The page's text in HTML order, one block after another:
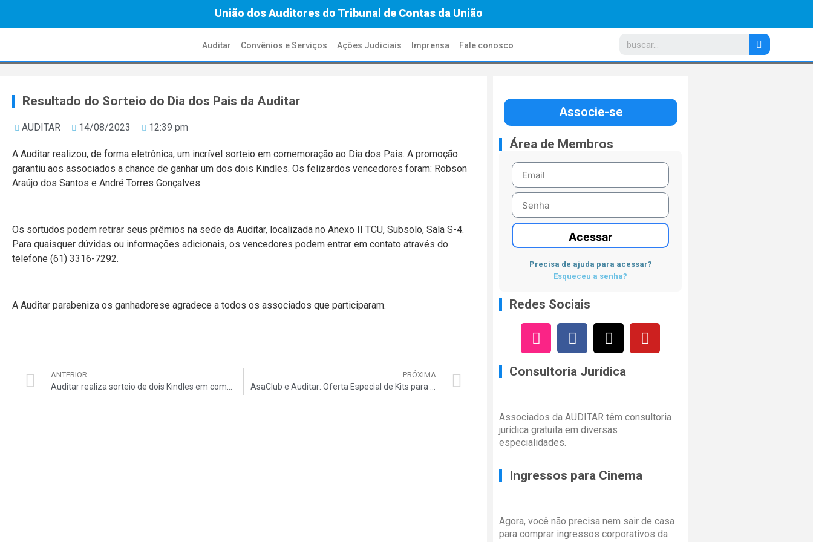
União dos Auditores do Tribunal de Contas da União
Auditar Convênios e Serviços Ações Judiciais Imprensa Fale conosco
Resultado do Sorteio do Dia dos Pais da Auditar
AUDITAR 14/08/2023 12:39 pm
A Auditar realizou, de forma eletrônica, um incrível sorteio em comemoração ao Dia dos Pais. A promoção
garantiu aos associados a chance de ganhar um dos dois Kindles. Os felizardos vencedores foram: Robson
Araújo dos Santos e André Torres Gonçalves.
Os sortudos podem retirar seus prêmios na sede da Auditar, localizada no Anexo II TCU, Subsolo, Sala S-4.
Para quaisquer dúvidas ou informações adicionais, os vencedores podem entrar em contato através do
telefone (61) 3316-7292.
A Auditar parabeniza os ganhadorese agradece a todos os associados que participaram.
ANTERIOR
Auditar realiza sorteio de dois Kindles em comemoração ao Dia dos Pais
PRÓXIMA
AsaClub e Auditar: Oferta Especial de Kits para Churrasco da Marca Jim Beam com desconto exclusivo
Associe-se
Área de Membros
Acessar
Precisa de ajuda para acessar?
Esqueceu a senha?
Redes Sociais
Consultoria Jurídica
Associados da AUDITAR têm consultoria
jurídica gratuita em diversas
especialidades.
Ingressos para Cinema
Agora, você não precisa nem sair de casa
para comprar ingressos corporativos da